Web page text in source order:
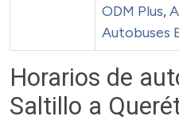
ODM Plus,
Autobuses
Horarios de
Saltillo a